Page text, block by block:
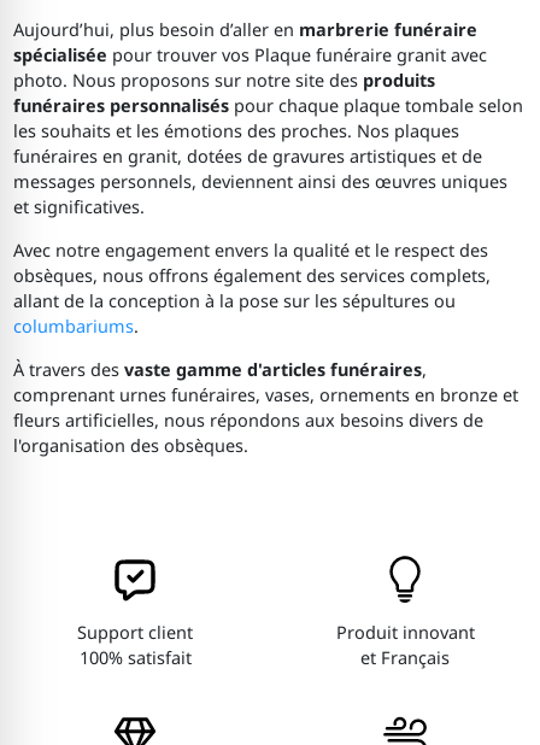
Aujourd’hui, plus besoin d’aller en marbrerie funéraire
spécialisée pour trouver vos Plaque funéraire granit avec
photo. Nous proposons sur notre site des produits
funéraires personnalisés pour chaque plaque tombale selon
les souhaits et les émotions des proches. Nos plaques
funéraires en granit, dotées de gravures artistiques et de
messages personnels, deviennent ainsi des œuvres uniques
et significatives.
Avec notre engagement envers la qualité et le respect des
obsèques, nous offrons également des services complets,
allant de la conception à la pose sur les sépultures ou
columbariums.
À travers desvaste gamme d'articles funéraires,
comprenant urnes funéraires, vases, ornements en bronze et
fleurs artificielles, nous répondons aux besoins divers de
l'organisation des obsèques.
Support client
100% satisfait
Produit innovant
et Français